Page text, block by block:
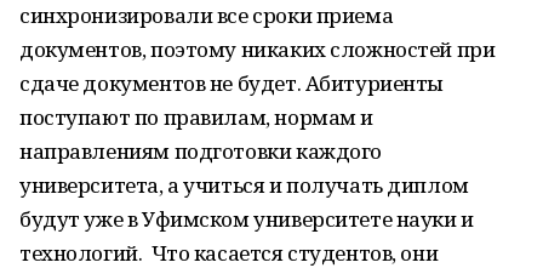
синхронизировали все сроки приема
документов, поэтому никаких сложностей при
сдаче документов не будет. Абитуриенты
поступают по правилам, нормам и
направлениям подготовки каждого
университета, а учиться и получать диплом
будут уже в Уфимском университете науки и
технологий. Что касается студентов, они